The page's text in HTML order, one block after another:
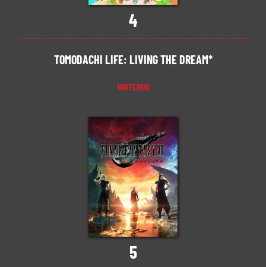
4
TOMODACHI LIFE: LIVING THE DREAM*
NINTENDO
5